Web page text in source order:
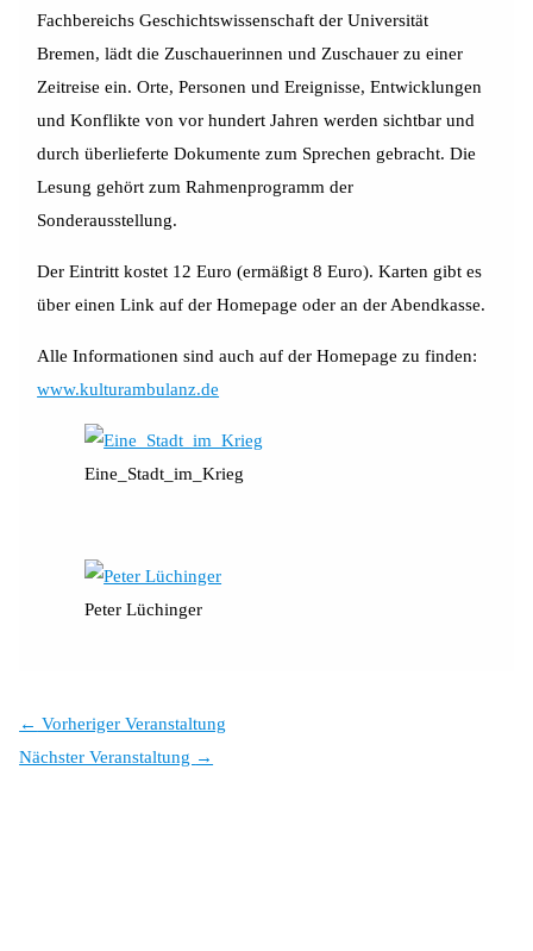
Fachbereichs Geschichtswissenschaft der Universität
Bremen, lädt die Zuschauerinnen und Zuschauer zu einer
Zeitreise ein. Orte, Personen und Ereignisse, Entwicklungen
und Konflikte von vor hundert Jahren werden sichtbar und
durch überlieferte Dokumente zum Sprechen gebracht. Die
Lesung gehört zum Rahmenprogramm der
Sonderausstellung.
Der Eintritt kostet 12 Euro (ermäßigt 8 Euro). Karten gibt es
über einen Link auf der Homepage oder an der Abendkasse.
Alle Informationen sind auch auf der Homepage zu finden:
www.kulturambulanz.de
Eine_Stadt_im_Krieg
Peter Lüchinger
← Vorheriger Veranstaltung
Nächster Veranstaltung →